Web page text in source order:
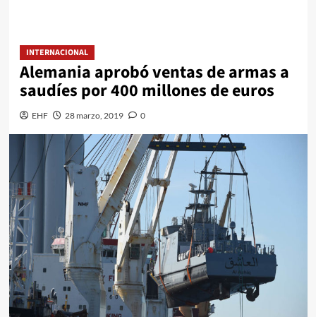
INTERNACIONAL
Alemania aprobó ventas de armas a
saudíes por 400 millones de euros
EHF 28 marzo, 2019 0